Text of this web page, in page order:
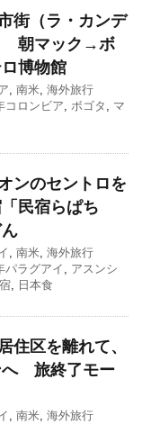
街（ラ・カンデ
朝マック→ボ
博物館
, 南米, 海外旅行
コロンビア, ボゴタ , マ
ンのセントロを
民宿らぱち
, 南米, 海外旅行
パラグアイ, アスンシ
, 日本食
住区を離れて、
へ 旅終了モー
, 南米, 海外旅行